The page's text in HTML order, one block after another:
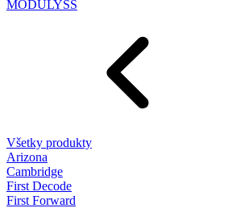
MODULYSS
Všetky produkty
Arizona
Cambridge
First Decode
First Forward